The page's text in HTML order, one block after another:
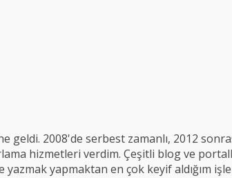
geldi. 2008'de serbest zamanlı, 2012
hizmetleri verdim. Çeşitli blog ve
yapmaktan en çok keyif aldığım